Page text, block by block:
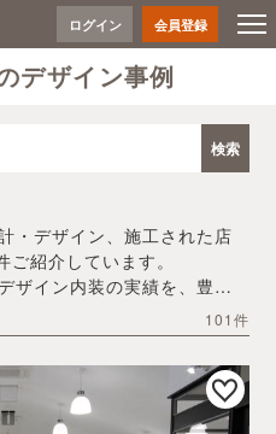
ログイン 会員登録
デザイン事例
・デザイン、施工された店
紹介しています。
ザイン内装の実績を、豊富
の把握など、「会議室」の
してぜひお役立てくださ
101件